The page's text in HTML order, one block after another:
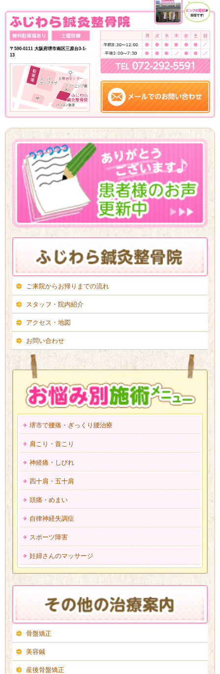
〒590-0111 大阪府堺市南区三原台3-1-
13
ご来院からお帰りまでの流れ
スタッフ・院内紹介
アクセス・地図
お問い合わせ
堺市で腰痛・ぎっくり腰治療
肩こり・首こり
神経痛・しびれ
四十肩・五十肩
頭痛・めまい
自律神経失調症
スポーツ障害
妊婦さんのマッサージ
骨盤矯正
美容鍼
産後骨盤矯正